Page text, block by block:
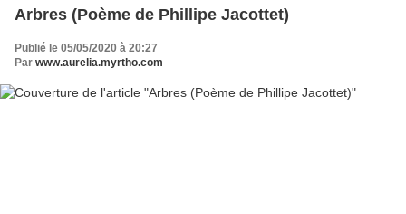
Arbres (Poème de Phillipe Jacottet)
Publié le 05/05/2020 à 20:27
Par www.aurelia.myrtho.com